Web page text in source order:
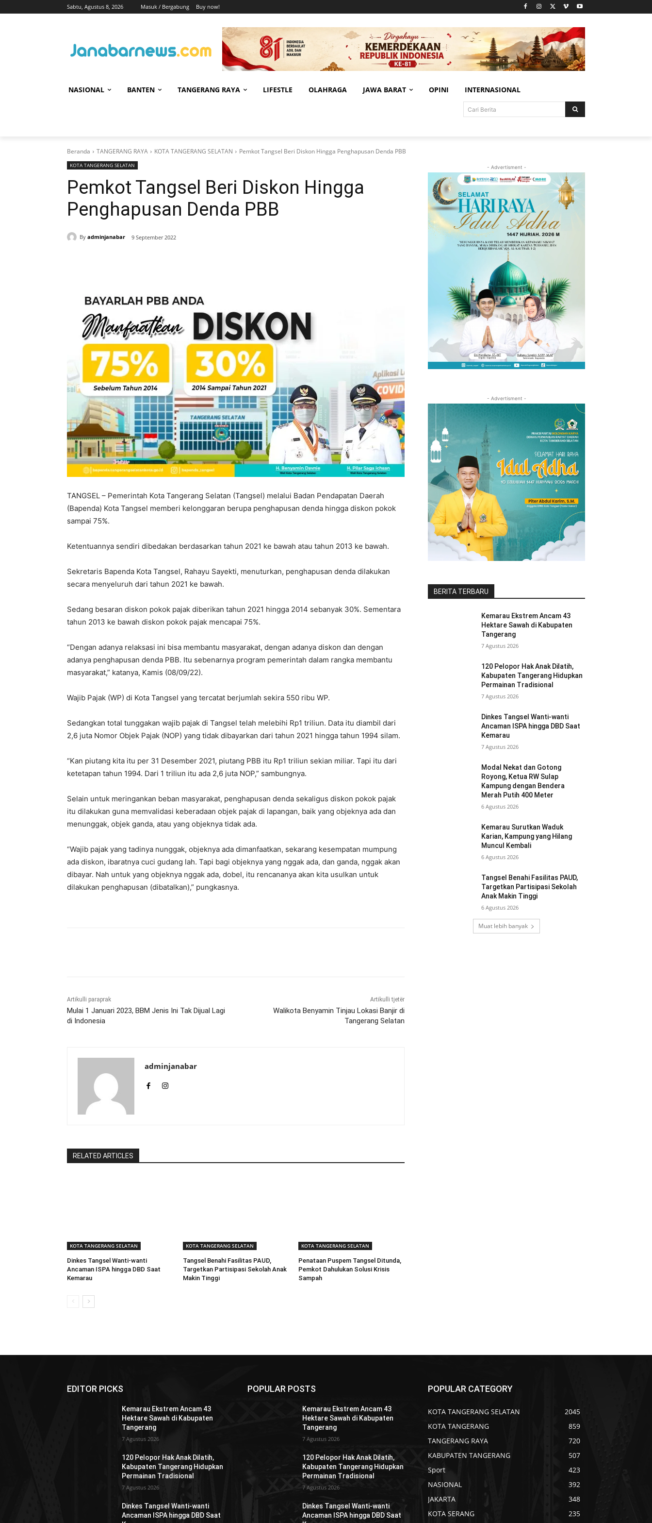
Sabtu, Agustus 8, 2026 Masuk / Bergabung Buy now!
NASIONAL BANTEN TANGERANG RAYA LIFESTLE OLAHRAGA JAWA BARAT OPINI INTERNASIONAL
Cari Berita
Beranda TANGERANG RAYA KOTA TANGERANG SELATAN Pemkot Tangsel Beri Diskon Hingga Penghapusan Denda PBB
KOTA TANGERANG SELATAN
Pemkot Tangsel Beri Diskon Hingga
Penghapusan Denda PBB
By adminjanabar 9 September 2022
TANGSEL – Pemerintah Kota Tangerang Selatan (Tangsel) melalui Badan Pendapatan Daerah
(Bapenda) Kota Tangsel memberi kelonggaran berupa penghapusan denda hingga diskon pokok
sampai 75%.
Ketentuannya sendiri dibedakan berdasarkan tahun 2021 ke bawah atau tahun 2013 ke bawah.
Sekretaris Bapenda Kota Tangsel, Rahayu Sayekti, menuturkan, penghapusan denda dilakukan
secara menyeluruh dari tahun 2021 ke bawah.
Sedang besaran diskon pokok pajak diberikan tahun 2021 hingga 2014 sebanyak 30%. Sementara
tahun 2013 ke bawah diskon pokok pajak mencapai 75%.
“Dengan adanya relaksasi ini bisa membantu masyarakat, dengan adanya diskon dan dengan
adanya penghapusan denda PBB. Itu sebenarnya program pemerintah dalam rangka membantu
masyarakat,” katanya, Kamis (08/09/22).
Wajib Pajak (WP) di Kota Tangsel yang tercatat berjumlah sekira 550 ribu WP.
Sedangkan total tunggakan wajib pajak di Tangsel telah melebihi Rp1 triliun. Data itu diambil dari
2,6 juta Nomor Objek Pajak (NOP) yang tidak dibayarkan dari tahun 2021 hingga tahun 1994 silam.
“Kan piutang kita itu per 31 Desember 2021, piutang PBB itu Rp1 triliun sekian miliar. Tapi itu dari
ketetapan tahun 1994. Dari 1 triliun itu ada 2,6 juta NOP,” sambungnya.
Selain untuk meringankan beban masyarakat, penghapusan denda sekaligus diskon pokok pajak
itu dilakukan guna memvalidasi keberadaan objek pajak di lapangan, baik yang objeknya ada dan
menunggak, objek ganda, atau yang objeknya tidak ada.
“Wajib pajak yang tadinya nunggak, objeknya ada dimanfaatkan, sekarang kesempatan mumpung
ada diskon, ibaratnya cuci gudang lah. Tapi bagi objeknya yang nggak ada, dan ganda, nggak akan
dibayar. Nah untuk yang objeknya nggak ada, dobel, itu rencananya akan kita usulkan untuk
dilakukan penghapusan (dibatalkan),” pungkasnya.
Artikulli paraprak
Mulai 1 Januari 2023, BBM Jenis Ini Tak Dijual Lagi
di Indonesia
Artikulli tjetër
Walikota Benyamin Tinjau Lokasi Banjir di
Tangerang Selatan
adminjanabar
RELATED ARTICLES
KOTA TANGERANG SELATAN
Dinkes Tangsel Wanti-wanti
Ancaman ISPA hingga DBD Saat
Kemarau
KOTA TANGERANG SELATAN
Tangsel Benahi Fasilitas PAUD,
Targetkan Partisipasi Sekolah Anak
Makin Tinggi
KOTA TANGERANG SELATAN
Penataan Puspem Tangsel Ditunda,
Pemkot Dahulukan Solusi Krisis
Sampah
- Advertisment -
- Advertisment -
BERITA TERBARU
Kemarau Ekstrem Ancam 43
Hektare Sawah di Kabupaten
Tangerang
7 Agustus 2026
120 Pelopor Hak Anak Dilatih,
Kabupaten Tangerang Hidupkan
Permainan Tradisional
7 Agustus 2026
Dinkes Tangsel Wanti-wanti
Ancaman ISPA hingga DBD Saat
Kemarau
7 Agustus 2026
Modal Nekat dan Gotong
Royong, Ketua RW Sulap
Kampung dengan Bendera
Merah Putih 400 Meter
6 Agustus 2026
Kemarau Surutkan Waduk
Karian, Kampung yang Hilang
Muncul Kembali
6 Agustus 2026
Tangsel Benahi Fasilitas PAUD,
Targetkan Partisipasi Sekolah
Anak Makin Tinggi
6 Agustus 2026
Muat lebih banyak
EDITOR PICKS
Kemarau Ekstrem Ancam 43
Hektare Sawah di Kabupaten
Tangerang
7 Agustus 2026
120 Pelopor Hak Anak Dilatih,
Kabupaten Tangerang Hidupkan
Permainan Tradisional
7 Agustus 2026
Dinkes Tangsel Wanti-wanti
Ancaman ISPA hingga DBD Saat
POPULAR POSTS
Kemarau Ekstrem Ancam 43
Hektare Sawah di Kabupaten
Tangerang
7 Agustus 2026
120 Pelopor Hak Anak Dilatih,
Kabupaten Tangerang Hidupkan
Permainan Tradisional
7 Agustus 2026
Dinkes Tangsel Wanti-wanti
Ancaman ISPA hingga DBD Saat
POPULAR CATEGORY
KOTA TANGERANG SELATAN
2045
KOTA TANGERANG
859
TANGERANG RAYA
720
KABUPATEN TANGERANG
507
Sport
423
NASIONAL
392
JAKARTA
348
KOTA SERANG
235